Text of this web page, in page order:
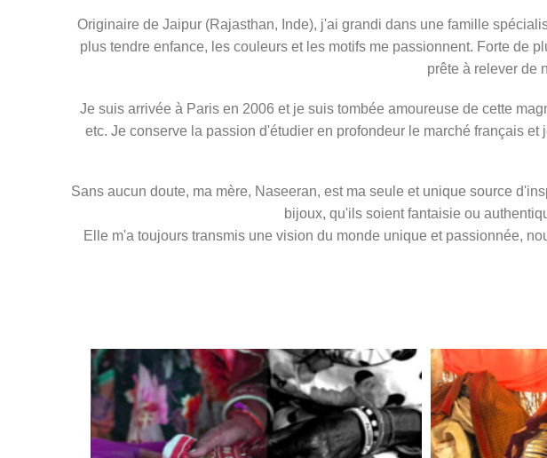
Originaire de Jaipur (Rajasthan, Inde), j'ai grandi dans une famille
plus tendre enfance, les couleurs et les motifs me passionnent. Forte de
prête à relever de
Je suis arrivée à Paris en 2006 et je suis tombée amoureuse de cette
etc. Je conserve la passion d'étudier en profondeur le marché français
Sans aucun doute, ma mère, Naseeran, est ma seule et unique source
bijoux, qu'ils soient fantaisie ou
Elle m'a toujours transmis une vision du monde unique et passionnée,